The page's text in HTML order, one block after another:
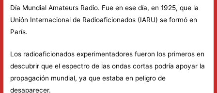
Día Mundial Amateurs Radio. Fue en ese día, en 1925, que la
Unión Internacional de Radioaficionados (IARU) se formó en
París.
Los radioaficionados experimentadores fueron los primeros en
descubrir que el espectro de las ondas cortas podría apoyar la
propagación mundial, ya que estaba en peligro de
desaparecer.